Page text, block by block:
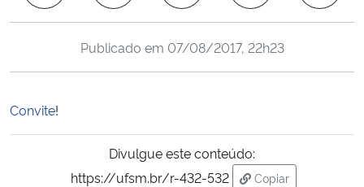
Ministério da Educação
Ministério da Cidadania
Ministério de Minas e Energia
Ministério da Ciência, Tecnologia, Inovações e Comunicações
Publicado em 07/08/2017, 22h23
Convite!
Divulgue este conteúdo:
https://ufsm.br/r-432-532
Copiar